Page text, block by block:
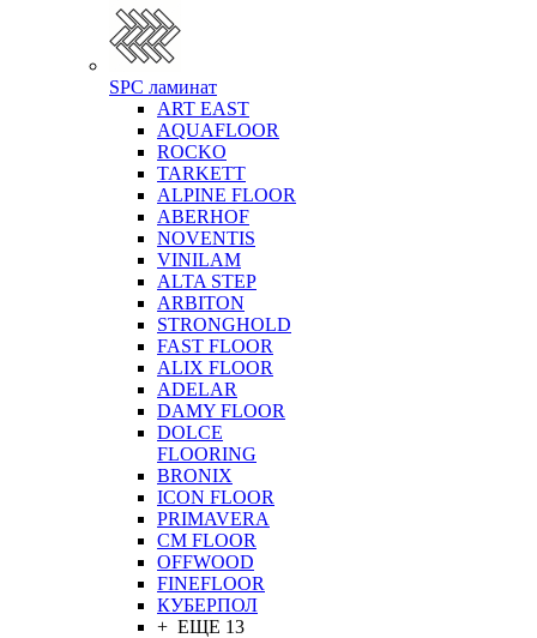
SPC ламинат
ART EAST
AQUAFLOOR
ROCKO
TARKETT
ALPINE FLOOR
ABERHOF
NOVENTIS
VINILAM
ALTA STEP
ARBITON
STRONGHOLD
FAST FLOOR
ALIX FLOOR
ADELAR
DAMY FLOOR
DOLCE
FLOORING
BRONIX
ICON FLOOR
PRIMAVERA
CM FLOOR
OFFWOOD
FINEFLOOR
КУБЕРПОЛ
+ ЕЩЕ 13